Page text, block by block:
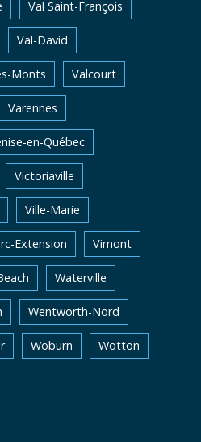
Val Saint-François
Val-David
Monts Valcourt
Varennes
en-Québec
Victoriaville
Ville-Marie
Extension Vimont
Waterville
Wentworth-Nord
Woburn Wotton